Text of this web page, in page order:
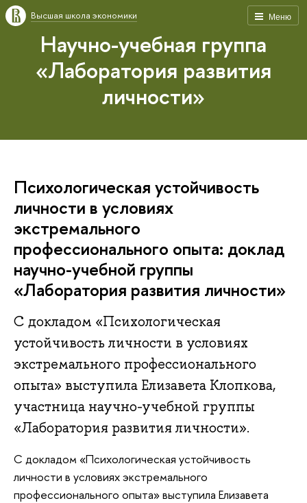
Меню
Высшая школа экономики
Научно-учебная группа
«Лаборатория развития
личности»
Психологическая устойчивость
личности в условиях
экстремального
профессионального опыта: доклад
научно-учебной группы
«Лаборатория развития личности»
С докладом «Психологическая
устойчивость личности в условиях
экстремального профессионального
опыта» выступила Елизавета Клопкова,
участница научно-учебной группы
«Лаборатория развития личности».
С докладом «Психологическая устойчивость
личности в условиях экстремального
профессионального опыта» выступила Елизавета